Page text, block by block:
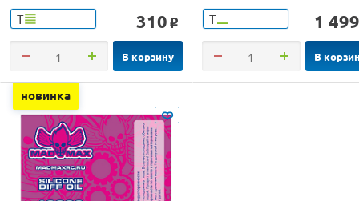
Т 310 o
В корзину
Т 1 499
В
новинка